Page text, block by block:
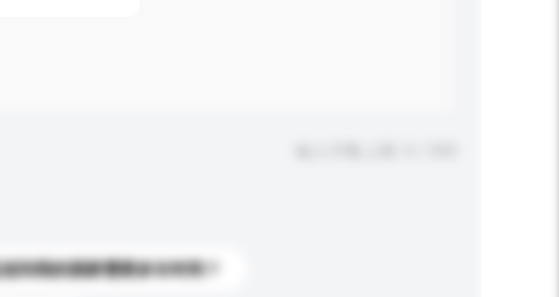
到我的国家需要多长时间？